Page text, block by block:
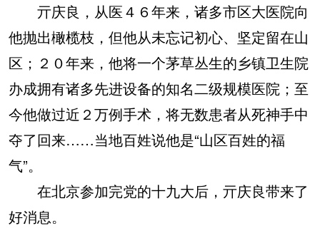
亓庆良，从医４６年来，诸多市区大医院向
他抛出橄榄枝，但他从未忘记初心、坚定留在山
区；２０年来，他将一个茅草丛生的乡镇卫生院
办成拥有诸多先进设备的知名二级规模医院；至
今他做过近２万例手术，将无数患者从死神手中
夺了回来……当地百姓说他是“山区百姓的福
气”。
在北京参加完党的十九大后，亓庆良带来了
好消息。